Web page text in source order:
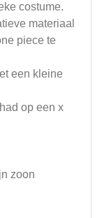
costume.
materiaal
piece te
een kleine
op een x
zoon